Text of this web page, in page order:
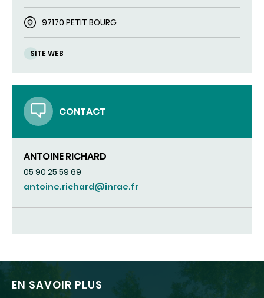
97170 PETIT BOURG
SITE WEB
CONTACT
ANTOINE RICHARD
05 90 25 59 69
antoine.richard@inrae.fr
EN SAVOIR PLUS